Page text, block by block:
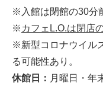
※入館は閉館の30分
※ カフェL.O.は閉店
※新型コロナウイル
る可能性あり。
休館日： 月曜日・年